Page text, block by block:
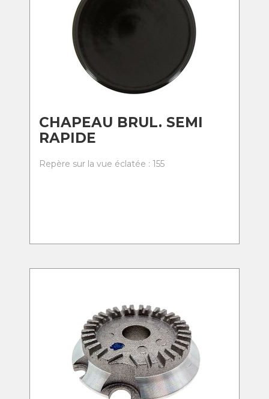
CHAPEAU BRUL. SEMI
RAPIDE
Repère sur la vue éclatée : 155